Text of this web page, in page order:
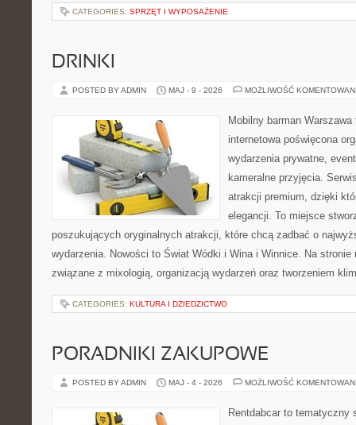
CATEGORIES: SPRZĘT I WYPOSAŻENIE
DRINKI
POSTED BY ADMIN MAJ - 9 - 2026 MOŻLIWOŚĆ
Mobilny barman
internetowa poświęcona
wydarzenia prywatne,
kameralne przyjęcia.
atrakcji premium, dzięki
elegancji. To miejsce
poszukujących oryginalnych atrakcji, które chcą zadbać o
wydarzenia. Nowości to Świat Wódki i Wina i Winnice. Na
związane z mixologią, organizacją wydarzeń oraz tworzeniem
CATEGORIES: KULTURA I DZIEDZICTWO
PORADNIKI ZAKUPOWE
POSTED BY ADMIN MAJ - 4 - 2026 MOŻLIWOŚĆ
Rentdabcar to tematyczny